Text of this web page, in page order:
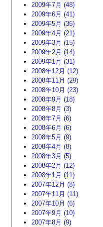
2009年7月 (48)
2009年6月 (41)
2009年5月 (36)
2009年4月 (21)
2009年3月 (15)
2009年2月 (14)
2009年1月 (31)
2008年12月 (12)
2008年11月 (29)
2008年10月 (23)
2008年9月 (18)
2008年8月 (3)
2008年7月 (6)
2008年6月 (6)
2008年5月 (9)
2008年4月 (8)
2008年3月 (5)
2008年2月 (12)
2008年1月 (11)
2007年12月 (8)
2007年11月 (11)
2007年10月 (6)
2007年9月 (10)
2007年8月 (9)